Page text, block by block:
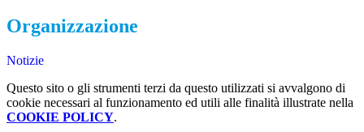
Organizzazione
Notizie
Questo sito o gli strumenti terzi da questo utilizzati si avvalgono di
cookie necessari al funzionamento ed utili alle finalità illustrate nella
COOKIE POLICY.